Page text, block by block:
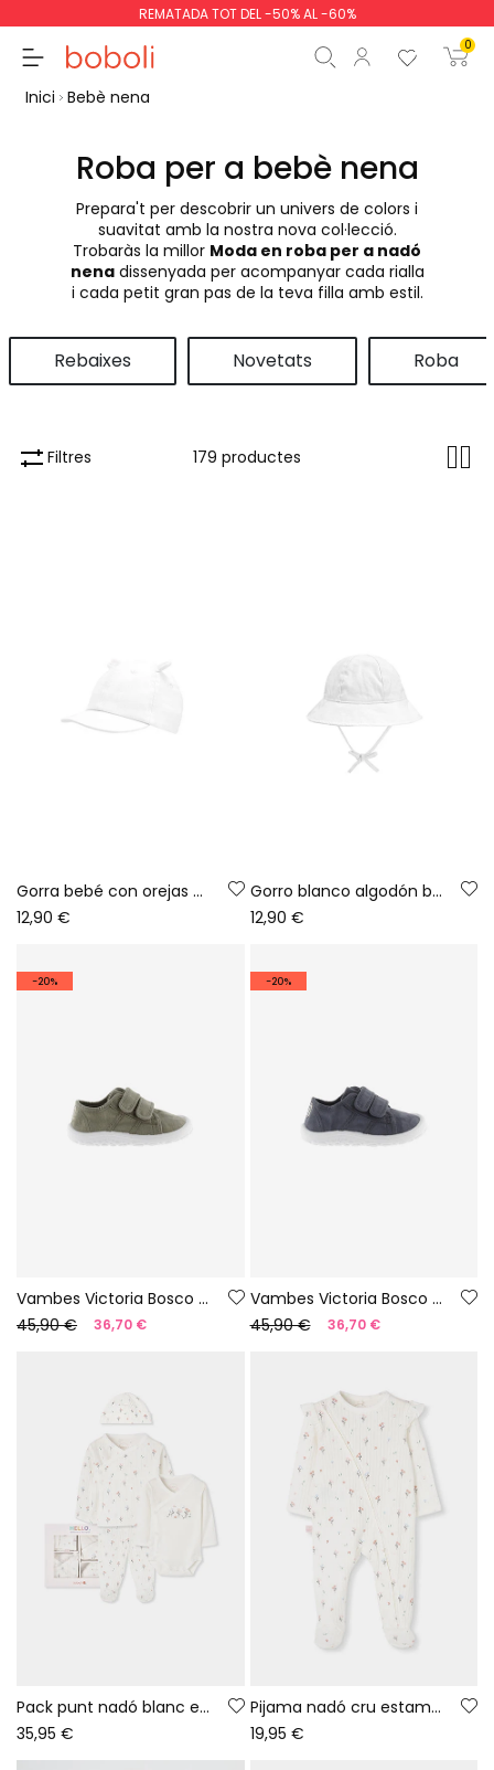
Les devolucions són gratuïtes!
0
Subtotal
0,00 €
Continua Començar la
Inici Bebè nena
Roba per a bebè nena
Prepara't per descobrir un univers de colors i
suavitat amb la nostra nova col·lecció.
Trobaràs la millor Moda en roba per a nadó
nenadissenyada per acompanyar cada rialla
i cada petit gran pas de la teva filla amb estil.
Rebaixes Novetats Roba
Filtres 179 productes
Gorra bebé con orejas blanca
12,90 €
Gorro blanco algodón bebé
12,90 €
-20%
Vambes Victoria Bosco barefoot de lona color aloe
45,90 €
36,70 €
-20%
Vambes Victoria Bosco barefoot de lona color nit
45,90 €
36,70 €
Pack punt nadó blanc estampat flors
35,95 €
Pijama nadó cru estampat flors amb volants
19,95 €